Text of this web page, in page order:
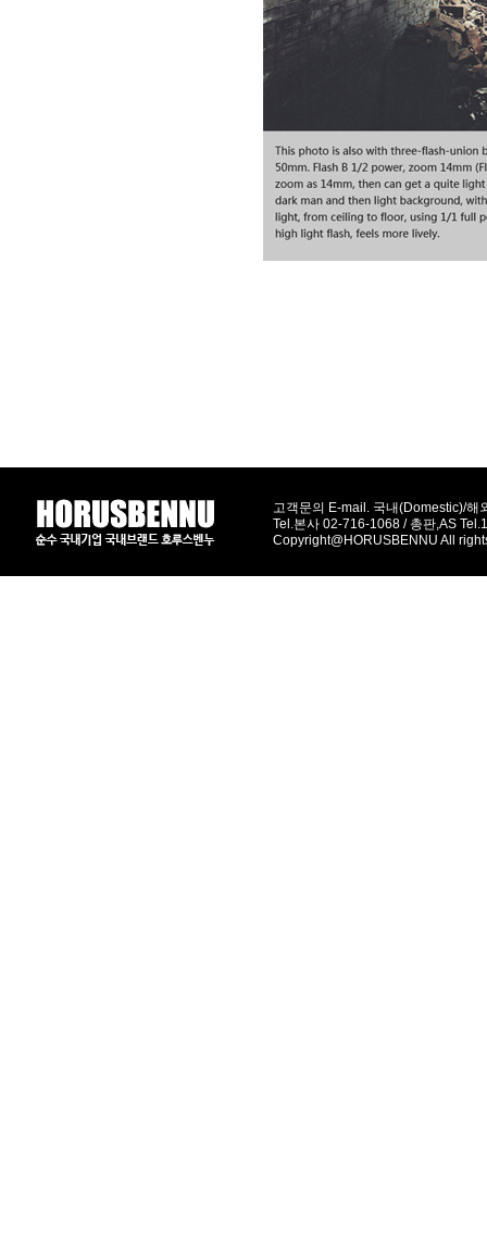
고객문의 E-mail. 국내(Domestic)/
Tel.본사 02-716-1068 / 총판,AS
Copyright@HORUSBENNU All